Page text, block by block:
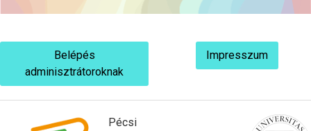
Belépés
adminisztrátoroknak
Impresszum
Pécsi